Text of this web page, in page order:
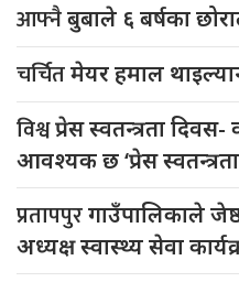
आफ्नैबुबाले ६ बर्षका
चर्चितमेयर हमाल
विश्वप्रेस स्वतन्त्रता
आवश्यक छ ‘प्रेस
प्रतापपुरगाउँपालिकाले
अध्यक्ष स्वास्थ्य सेवा